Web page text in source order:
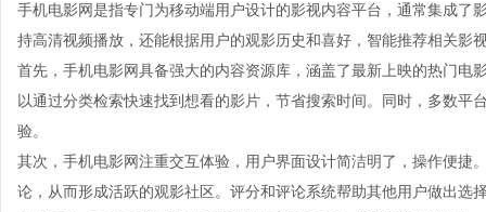
手机电影网是指专门为移动端用户设计的影视内容平台，通常集成了
持高清视频播放，还能根据用户的观影历史和喜好，智能推荐相关影
首先，手机电影网具备强大的内容资源库，涵盖了最新上映的热门电
以通过分类检索快速找到想看的影片，节省搜索时间。同时，多数
验。
其次，手机电影网注重交互体验，用户界面设计简洁明了，操作便捷
论，从而形成活跃的观影社区。评分和评论系统帮助其他用户做出选